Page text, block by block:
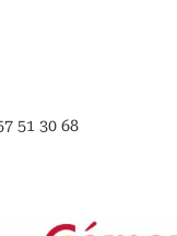
51 30 68